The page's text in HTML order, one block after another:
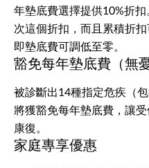
年墊底費選擇提供10%折
次這個折扣，而且累積折
即墊底費可調低至零。
豁免每年墊底費（無
被診斷出14種指定危疾（
將獲豁免每年墊底費，讓
康復。
家庭專享優惠